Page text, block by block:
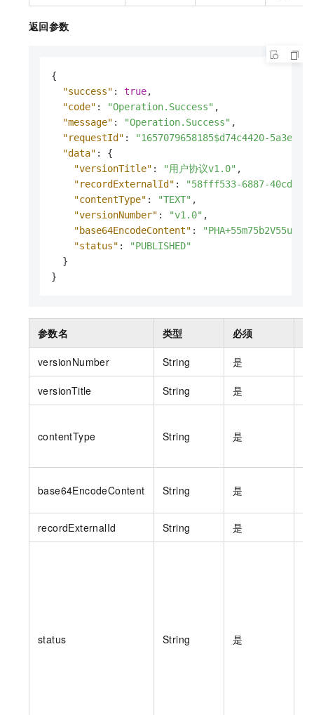
返回参数
{
"success" : true,
"code" : "Operation.Success" ,
"message" : "Operation.Success" ,
"requestId" :
"1657079658185$d74c4420-5a3e-
"data" :
{
"versionTitle" : "用户协议v1.0" ,
"recordExternalId" :
"58fff533-6887-40cd-
"contentType" : "TEXT" ,
"versionNumber" : "v1.0" ,
"base64EncodeContent" :
"status" :
"PUBLISHED"
}
}
参数名 类型 必须
versionNumber String 是
versionTitle String 是
contentType String 是
base64EncodeContent String 是
recordExternalId String 是
status String 是